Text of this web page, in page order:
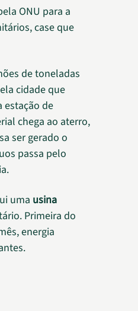
ONU para a
case que
de toneladas
cidade que
estação de
chega ao aterro,
ser gerado o
passa pelo
uma usina
Primeira do
energia